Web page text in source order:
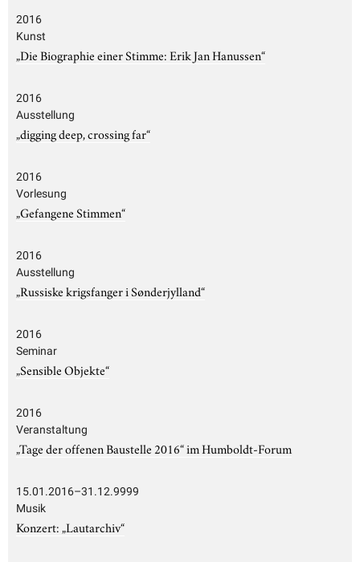
2016
Kunst
„Die Biographie einer Stimme: Erik Jan Hanussen“
2016
Ausstellung
„digging deep, crossing far“
2016
Vorlesung
„Gefangene Stimmen“
2016
Ausstellung
„Russiske krigsfanger i Sønderjylland“
2016
Seminar
„Sensible Objekte“
2016
Veranstaltung
„Tage der offenen Baustelle 2016“ im Humboldt-Forum
15.01.2016–31.12.9999
Musik
Konzert: „Lautarchiv“